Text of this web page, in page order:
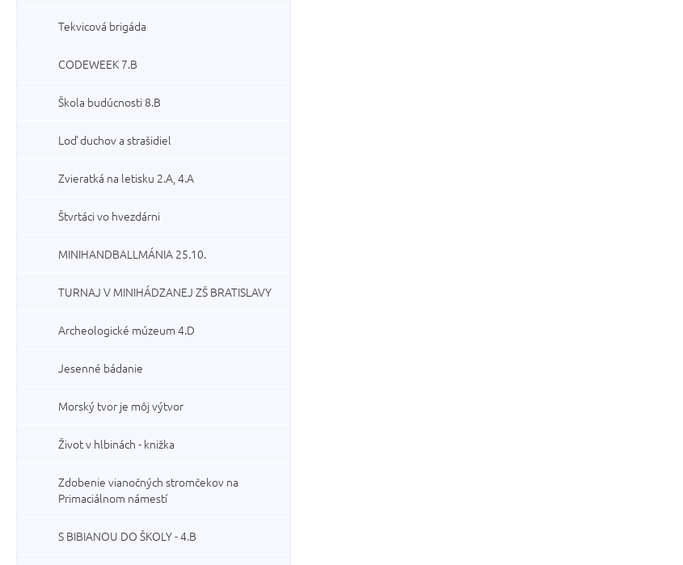
Tekvicová brigáda
CODEWEEK 7.B
Škola budúcnosti 8.B
Loď duchov a strašidiel
Zvieratká na letisku 2.A, 4.A
Štvrtáci vo hvezdárni
MINIHANDBALLMÁNIA 25.10.
TURNAJ V MINIHÁDZANEJ ZŠ BRATISLAVY
Archeologické múzeum 4.D
Jesenné bádanie
Morský tvor je môj výtvor
Život v hlbinách - knižka
Zdobenie vianočných stromčekov na
Primaciálnom námestí
S BIBIANOU DO ŠKOLY - 4.B